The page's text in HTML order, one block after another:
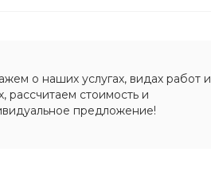
о наших услугах, видах работ и
рассчитаем стоимость и
предложение!